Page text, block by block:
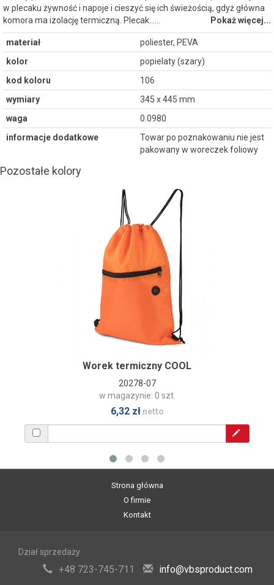
w plecaku żywność i napoje i cieszyć się ich świeżością, gdyż główna
komora ma izolację termiczną. Plecak...…
Pokaż więcej...
materiał
poliester, PEVA
kolor
popielaty (szary)
kod koloru
106
wymiary
345 x 445 mm
waga
0.0980
informacje dodatkowe
Towar po poznakowaniu nie jest
pakowany w woreczek foliowy
Pozostałe kolory
Worek termiczny COOL
20278-07
w magazynie: 0 szt.
6,32 złnetto
Strona główna
O firmie
Kontakt
Dział sprzedaży
+48 723-745-711 info@vbsproduct.com